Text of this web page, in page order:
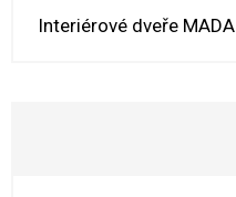
Interiérové dveře MADA